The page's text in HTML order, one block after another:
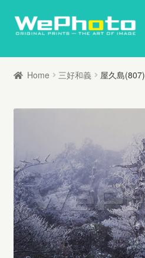
ナ
ゲ
ー
ス
キ
ッ
プ
コ
テ
ン
ッ
プ
ホーム
写真家列伝
オリジナルプリントとは
Home 三好和義 屋久島(807)